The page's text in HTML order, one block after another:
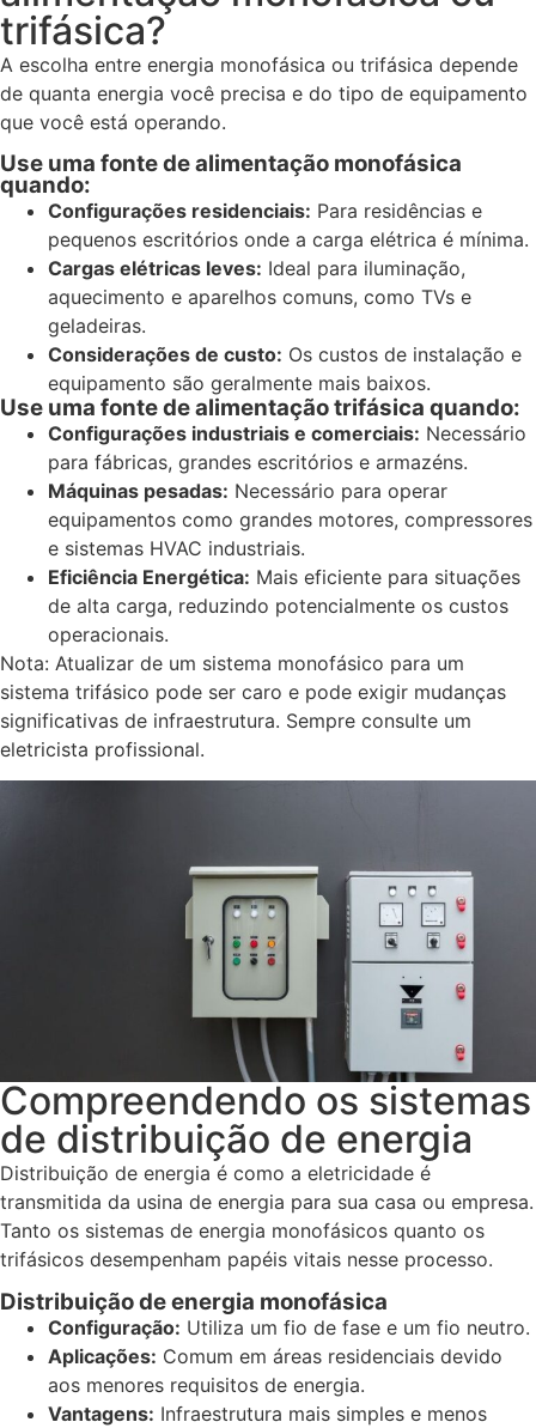
trifásica?
A escolha entre energia monofásica ou trifásica depende
de quanta energia você precisa e do tipo de equipamento
que você está operando.
Use uma fonte de alimentação monofásica
quando:
Configurações residenciais: Para residências e
pequenos escritórios onde a carga elétrica é mínima.
Cargas elétricas leves: Ideal para iluminação,
aquecimento e aparelhos comuns, como TVs e
geladeiras.
Considerações de custo: Os custos de instalação e
equipamento são geralmente mais baixos.
Use uma fonte de alimentação trifásica quando:
Configurações industriais e comerciais: Necessário
para fábricas, grandes escritórios e armazéns.
Máquinas pesadas: Necessário para operar
equipamentos como grandes motores, compressores
e sistemas HVAC industriais.
Eficiência Energética: Mais eficiente para situações
de alta carga, reduzindo potencialmente os custos
operacionais.
Nota: Atualizar de um sistema monofásico para um
sistema trifásico pode ser caro e pode exigir mudanças
significativas de infraestrutura. Sempre consulte um
eletricista profissional.
Compreendendo os sistemas
de distribuição de energia
Distribuição de energia é como a eletricidade é
transmitida da usina de energia para sua casa ou empresa.
Tanto os sistemas de energia monofásicos quanto os
trifásicos desempenham papéis vitais nesse processo.
Distribuição de energia monofásica
Configuração: Utiliza um fio de fase e um fio neutro.
Aplicações: Comum em áreas residenciais devido
aos menores requisitos de energia.
Vantagens: Infraestrutura mais simples e menos